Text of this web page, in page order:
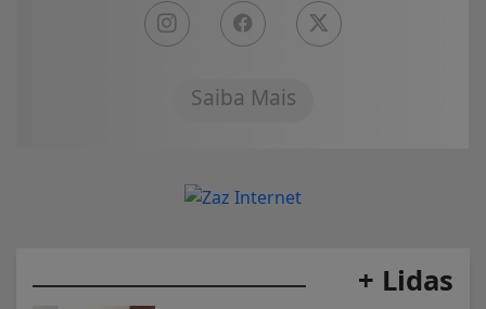
Saiba Mais
+ Lidas